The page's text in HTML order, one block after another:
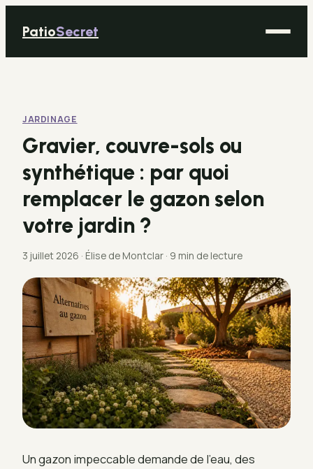
PatioSecret
Bricolage
Déco
Immobilier
Jardinage
JARDINAGE
Gravier, couvre-sols ou
synthétique : par quoi
remplacer le gazon selon
votre jardin ?
3 juillet 2026 · Élise de Montclar · 9 min de lecture
Un gazon impeccable demande de l’eau, des